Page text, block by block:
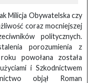
Milicja Obywatelska czy
coraz mocniejszej
politycznych.
porozumienia z
powołana została
i Szkodnictwem
objął Roman